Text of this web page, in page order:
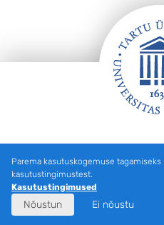
Tartu Ülikooli
Parema kasutuskogemuse
kasutustingimustest.
Kasutustingimused
Nõustun Ei nõustu